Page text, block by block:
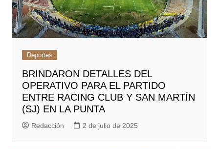
Deportes
BRINDARON DETALLES DEL
OPERATIVO PARA EL PARTIDO
ENTRE RACING CLUB Y SAN MARTÍN
(SJ) EN LA PUNTA
Redacción 2 de julio de 2025